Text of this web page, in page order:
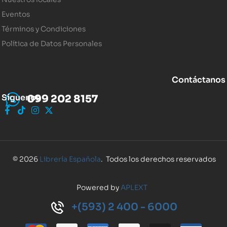
Eventos
Términos y Condiciones
Política de Datos Personales
Contáctanos
099 202 8157
Síguenos
© 2026 Librería Española. Todos los derechos reservados
Powered byAPLEXT
+(593) 2 400 - 6000